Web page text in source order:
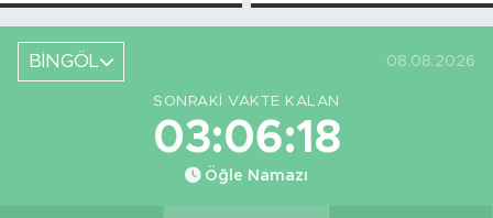
Bingöl'deki O
Yeri Görüntüledi
Piknikçi Sayısı
Azaldı
BİNGÖL
08.08.2026
SONRAKI VAKTE KALAN
03:06:18
Öğle Namazı